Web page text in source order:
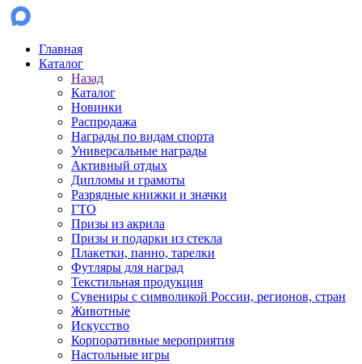
Главная
Каталог
Назад
Каталог
Новинки
Распродажа
Награды по видам спорта
Универсальные награды
Активный отдых
Дипломы и грамоты
Разрядные книжки и значки
ГТО
Призы из акрила
Призы и подарки из стекла
Плакетки, панно, тарелки
Футляры для наград
Текстильная продукция
Сувениры с символикой России, регионов, стран
Животные
Искусство
Корпоративные мероприятия
Настольные игры